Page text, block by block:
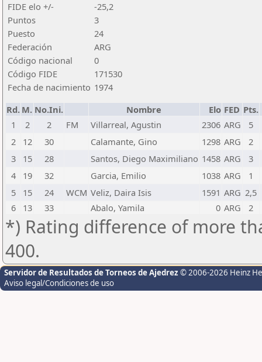
FIDE elo +/-
-25,2
Puntos
3
Puesto
24
Federación
ARG
Código nacional
0
Código FIDE
171530
Fecha de nacimiento 1974
Rd. M. No.Ini. Nombre Elo FED Pts.
1
2 2 FM Villarreal, Agustin 2306 ARG
5
2
12 30 Calamante, Gino 1298 ARG
2
3
15 28 Santos, Diego Maximiliano 1458 ARG
3
4
19 32 Garcia, Emilio 1038 ARG
1
5
15 24 WCM Veliz, Daira Isis 1591 ARG 2,5
6
13 33 Abalo, Yamila 0 ARG 2
*) Rating difference of more
400.
Servidor de Resultados de Torneos de Ajedrez © 2006-2026 Heinz
Aviso legal/Condiciones de uso